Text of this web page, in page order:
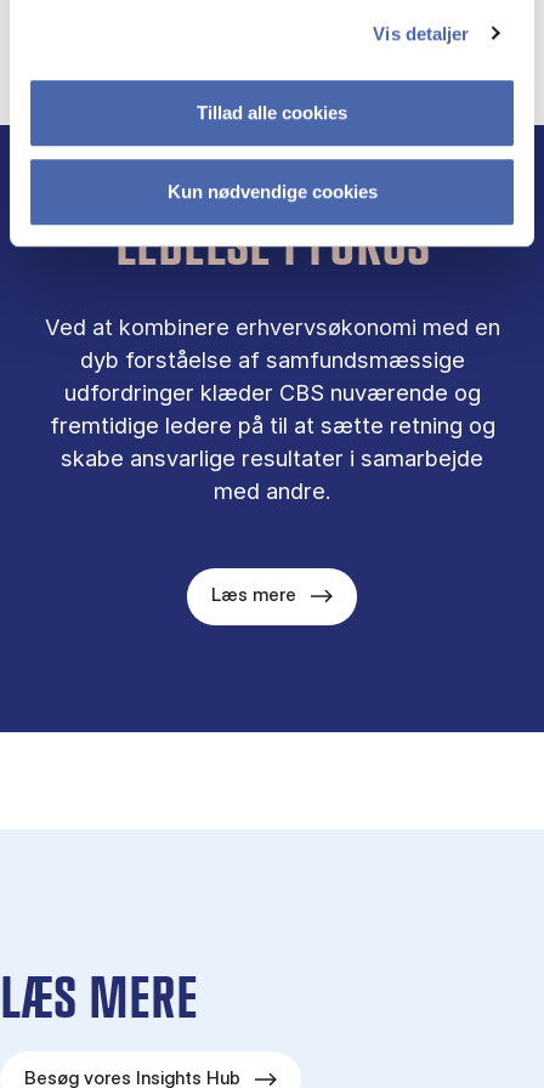
Vis detaljer
Tillad alle cookies
Kun nødvendige cookies
LEDELSE I FOKUS
Ved at kombinere erhvervsøkonomi med en
dyb forståelse af samfundsmæssige
udfordringer klæder CBS nuværende og
fremtidige ledere på til at sætte retning og
skabe ansvarlige resultater i samarbejde
med andre.
Læs mere
LÆS MERE
Besøg vores Insights Hub